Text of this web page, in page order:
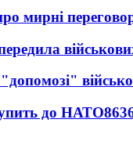
мирні
до НАТО